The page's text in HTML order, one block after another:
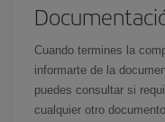
Cuando termines la
informarte de la
puedes consultar si
cualquier otro